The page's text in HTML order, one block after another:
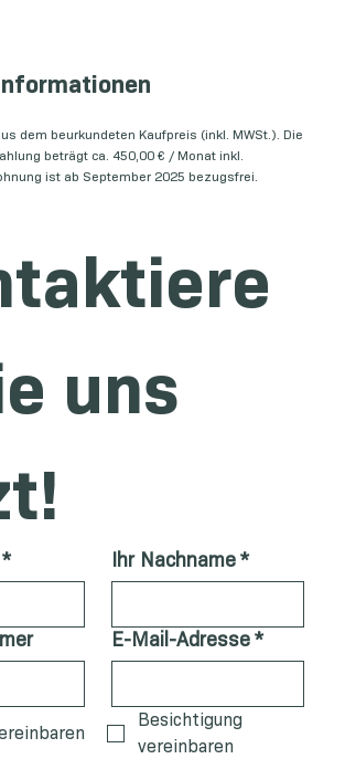
dem beurkundeten Kaufpreis (inkl. MWSt.). Die
beträgt ca. 450,00 € / Monat inkl.
ist ab September 2025 bezugsfrei.
uns
* Ihr Nachname *
E-Mail-Adresse *
Besichtigung
vereinbaren